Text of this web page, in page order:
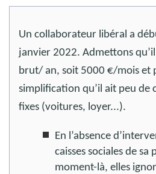
Un collaborateur libéral a
janvier 2022. Admettons
brut/ an, soit 5000 €/mois et
simplification qu’il ait peu de
fixes (voitures, loyer...).
En l’absence
caisses sociales de sa
moment-là, elles